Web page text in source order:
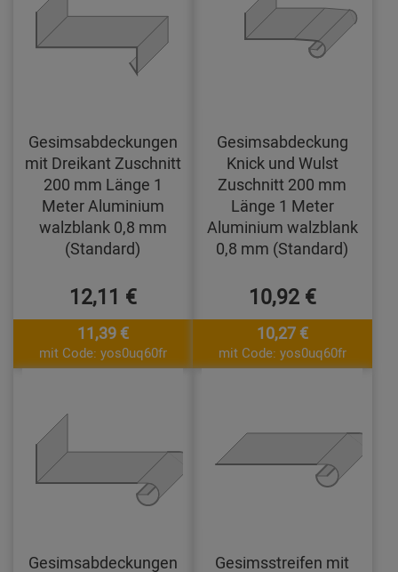
Gesimsabdeckungen
mit Dreikant Zuschnitt
200 mm Länge 1
Meter Aluminium
walzblank 0,8 mm
(Standard)
12,11 €
11,39 €
mit Code: yos0uq60fr
Gesimsabdeckung
Knick und Wulst
Zuschnitt 200 mm
Länge 1 Meter
Aluminium walzblank
0,8 mm (Standard)
10,92 €
10,27 €
mit Code: yos0uq60fr
Gesimsabdeckungen Gesimsstreifen mit